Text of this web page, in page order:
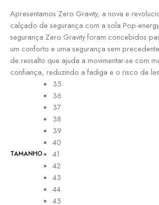
Apresentamos Zero Gravity, a nova e
calçado de segurança com a sola Pop-
segurança Zero Gravity foram concebidos
um conforto e uma segurança sem
de ressalto que ajuda a movimentar-se com
confiança, reduzindo a fadiga e o risco de
TAMANHO
35
36
37
38
39
40
41
42
43
44
45